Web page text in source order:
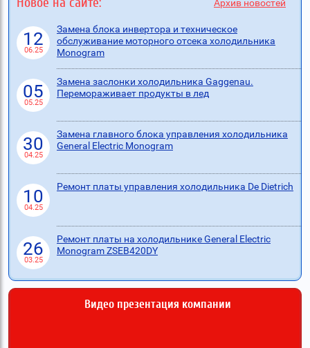
Архив новостей
12
06.25
Замена блока инвертора и техническое
обслуживание моторного отсека холодильника
Monogram
05
05.25
Замена заслонки холодильника Gaggenau.
Перемораживает продукты в лед
30
04.25
Замена главного блока управления холодильника
General Electric Monogram
10
04.25
Ремонт платы управления холодильника De Dietrich
26
03.25
Ремонт платы на холодильнике General Electric
Monogram ZSEB420DY
Видео презентация компании